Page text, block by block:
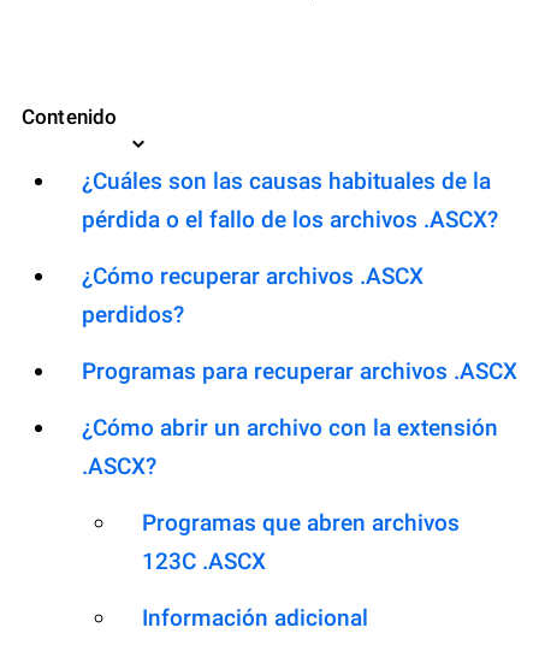
Contenido
¿Cuáles son las causas habituales de la
pérdida o el fallo de los archivos .ASCX?
¿Cómo recuperar archivos .ASCX
perdidos?
Programas para recuperar archivos .ASCX
¿Cómo abrir un archivo con la extensión
.ASCX?
Programas que abren archivos
123C .ASCX
Información adicional